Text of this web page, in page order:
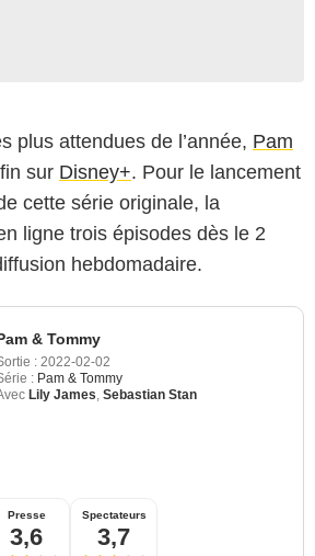
plus attendues de l’année, Pam
sur Disney+. Pour le lancement
cette série originale, la
ligne trois épisodes dès le 2
hebdomadaire.
& Tommy
: 2022-02-02
: Pam & Tommy
Lily James Sebastian Stan
Presse
3,6
Spectateurs
3,7